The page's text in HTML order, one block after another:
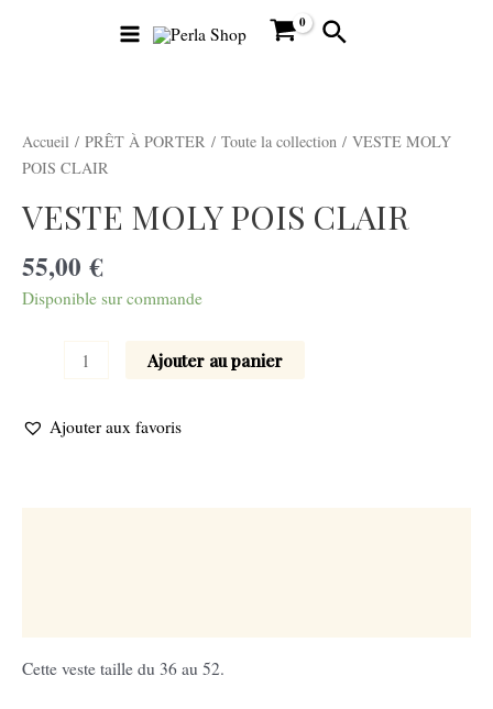
Main
Rechercher
Accueil / PRÊT À PORTER / Toute la collection / VESTE MOLY
POIS CLAIR
VESTE MOLY POIS CLAIR
55,00€
Disponible sur commande
VESTE
MOLY
CLAIR
Ajouter au panier
Ajouter aux favoris
Cette veste taille du 36 au 52.